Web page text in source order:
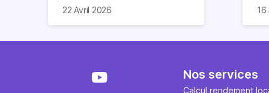
nombreux avantages à choisir
expliquons tout dans cet
22 Avril 2026 16
Nos services
Calcul rendement